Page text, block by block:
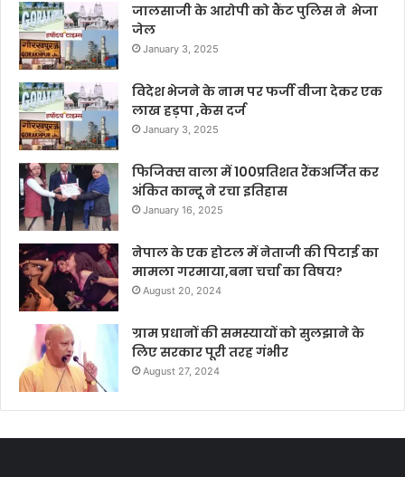
जालसाजी के आरोपी को कैंट पुलिस ने भेजा
जेल
January 3, 2025
विदेश भेजने के नाम पर फर्जी वीजा देकर एक
लाख हड़पा ,केस दर्ज
January 3, 2025
फिजिक्स वाला में 100प्रतिशत रैंकअर्जित कर
अंकित कान्दू ने रचा इतिहास
January 16, 2025
नेपाल के एक होटल में नेताजी की पिटाई का
मामला गरमाया,बना चर्चा का विषय?
August 20, 2024
ग्राम प्रधानों की समस्यायों को सुलझाने के
लिए सरकार पूरी तरह गंभीर
August 27, 2024